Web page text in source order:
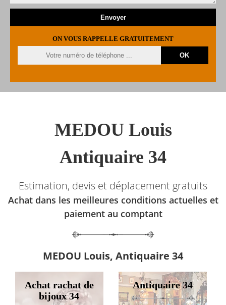
ON VOUS RAPPELLE GRATUITEMENT
MEDOU Louis
Antiquaire 34
Estimation, devis et déplacement gratuits
Achat dans les meilleures conditions actuelles et
paiement au comptant
MEDOU Louis, Antiquaire 34
Achat rachat de
bijoux 34
Antiquaire 34